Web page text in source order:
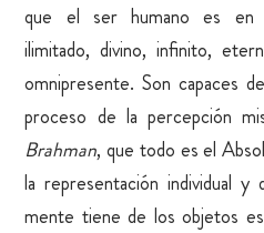
que el ser humano es en
ilimitado, divino, infinito,
omnipresente. Son capaces
proceso de la percepción
Brahman, que todo es el
la representación individual y
mente tiene de los objetos